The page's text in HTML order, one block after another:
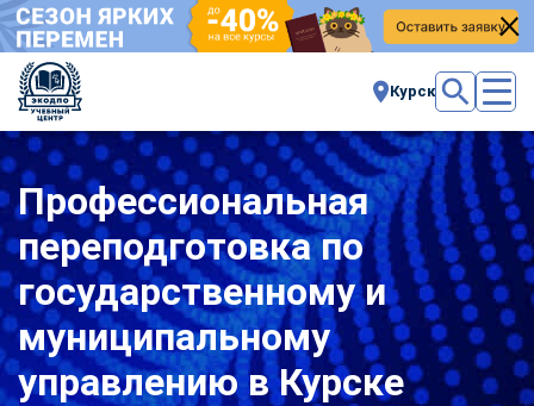
Курск
Профессиональная
переподготовка по
государственному и
муниципальному
управлению в Курске